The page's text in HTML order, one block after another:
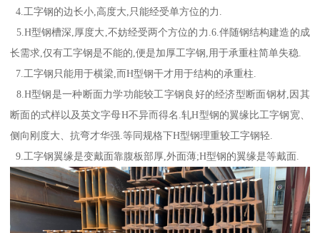
4.工字钢的边长小,高度大,只能经受单方位的力.
5.H型钢槽深,厚度大,不妨经受两个方位的力.6.伴随钢结构建造的成
长需求,仅有工字钢是不能的,便是加厚工字钢,用于承重柱简单失稳.
7.工字钢只能用于横梁,而H型钢干才用于结构的承重柱.
8.H型钢是一种断面力学功能较工字钢良好的经济型断面钢材,因其
断面的式样以及英文字母H不异而得名.轧H型钢的翼缘比工字钢宽、
侧向刚度大、抗弯才华强.等同规格下H型钢理重较工字钢轻.
9.工字钢翼缘是变戴面靠腹板部厚,外面薄;H型钢的翼缘是等戴面.